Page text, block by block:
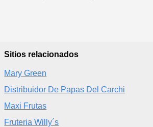
Sitios relacionados
Mary Green
Distribuidor De Papas Del Carchi
Maxi Frutas
Fruteria Willy´s